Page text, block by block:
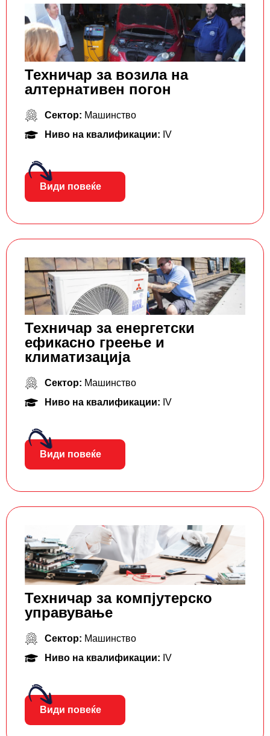
Техничар за возила на
алтернативен погон
Сектор: Машинство
Ниво на квалификации: IV
Види повеќе
Техничар за енергетски
ефикасно греење и
климатизација
Сектор: Машинство
Ниво на квалификации: IV
Види повеќе
Техничар за компјутерско
управување
Сектор: Машинство
Ниво на квалификации: IV
Види повеќе